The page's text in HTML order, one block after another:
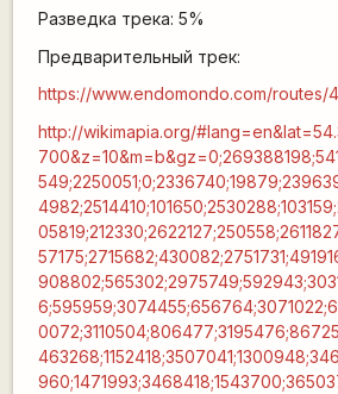
Разведка трека: 5%
Предварительный трек:
https://www.endomondo.com/routes/
http://wikimapia.org/